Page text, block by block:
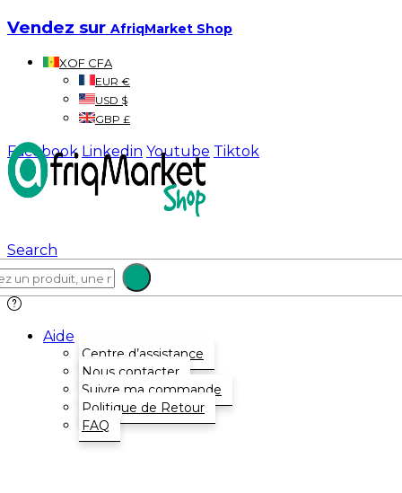
Vendez sur AfriqMarket Shop
XOF CFA
EUR €
USD $
GBP £
Facebook Linkedin Youtube Tiktok
Search
Aide
Centre d’assistance
Nous contacter
Suivre ma commande
Politique de Retour
FAQ